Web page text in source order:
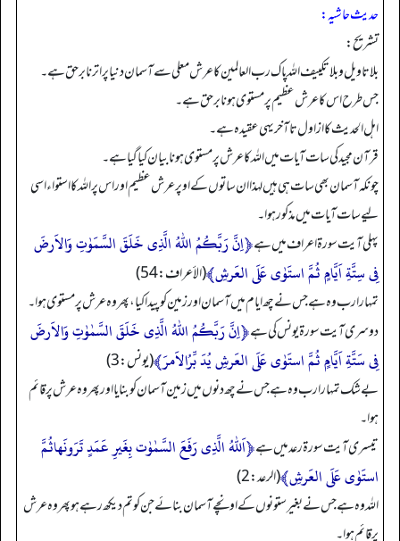
حدیث حاشیہ:
تشریح:
بلاتاویل وبلا تکییف اللہ پاک رب العالمین کا عرش معلی سے آسمان دنیا پر اترنا برحق ہے۔
جس طرح اس کا عرش عظیم پر مستوی ہونا برحق ہے۔
اہل الحدیث کا ازاول تا آخر یہی عقیدہ ہے۔
قرآن مجید کی سات آیات میں اللہ کا عرش پر مستوی ہونا بیان کیا گیا ہے۔
چونکہ آسمان بھی سات ہی ہیں لہذا ان ساتوں کے اوپر عرش عظیم اور اس پر اللہ کا استواءاسی
لیے سات آیات میں مذکور ہوا۔
پہلی آیت سورۃ اعراف میں ہے﴿اِنَّ رَبَّکُمُ اللّٰہُ الَّذِی خَلَقَ السَّمَوٰتِ وَالاَرضَ
فِی سِتَّةِ اَیَّامٍ ثُمَّ استَوٰی عَلَی العَرشِ﴾(الأعراف: 54)
تمہارا رب وہ ہے جس نے چھ ایام میں آسمان اور زمین کو پیدا کیا، پھر وہ عرش پر مستوی ہوا۔
دوسری آیت سورۃ یونس کی ہے﴿اِنَّ رَبَّکُمُ اللّٰہُ الَّذِی خَلَقَ السَّمٰوٰتِ وَالاَرضَ
فِی سَتَّةِ اَیَّامٍ ثُمَّ استَوٰی عَلَی العَرشِ یُدَ بِّرُالاَمرَ﴾(یونس: 3)
بے شک تمہارا رب وہ ہے جس نے چھ دنوں میں زمین آسمان کو بنایا اور پھر وہ عرش پر قائم
ہوا۔
تیسری آیت سورۃ رعد میں ہے﴿اَللّٰہُ الَّذِی رَفَعَ السَّمٰوٰت بِغَیرِ عَمَدٍ تَرَونَھَاثُمَّ
استَوٰی عَلَی العَرشِ﴾(الرعد: 2)
اللہ وہ ہے جس نے بغیر ستونوں کے اونچے آسمان بنائے جن کو تم دیکھ رہے ہو پھر وہ عرش
پر قائم ہوا۔